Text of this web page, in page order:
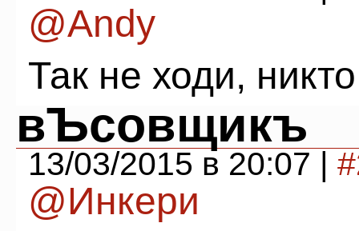
@Andy
Так не ходи,
вЪсовщикъ
13/03/2015 в 20:07 |
@Инкери